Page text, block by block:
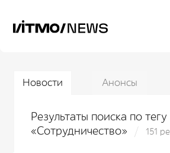
Новости Анонсы
Результаты поиска по тегу
«Сотрудничество»
151